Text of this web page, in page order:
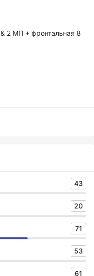
2 МП + фронтальная 8
43
20
71
53
61